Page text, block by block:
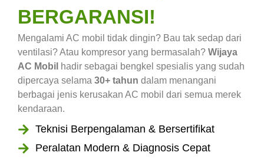
BERGARANSI!
Mengalami AC mobil tidak dingin? Bau tak sedap dari
ventilasi? Atau kompresor yang bermasalah? Wijaya
AC Mobil hadir sebagai bengkel spesialis yang sudah
dipercaya selama 30+ tahun dalam menangani
berbagai jenis kerusakan AC mobil dari semua merek
kendaraan.
Teknisi Berpengalaman & Bersertifikat
Peralatan Modern & Diagnosis Cepat